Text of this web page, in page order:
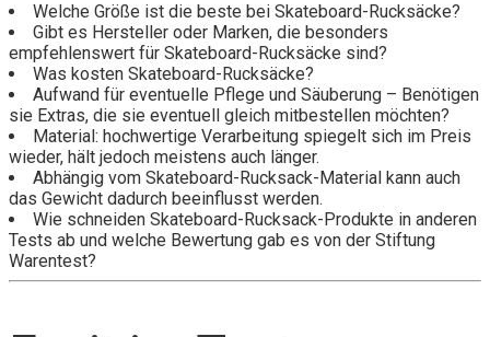
Welche Größe ist die beste bei Skateboard-Rucksäcke?
Gibt es Hersteller oder Marken, die besonders
empfehlenswert für Skateboard-Rucksäcke sind?
Was kosten Skateboard-Rucksäcke?
Aufwand für eventuelle Pflege und Säuberung – Benötigen
sie Extras, die sie eventuell gleich mitbestellen möchten?
Material: hochwertige Verarbeitung spiegelt sich im Preis
wieder, hält jedoch meistens auch länger.
Abhängig vom Skateboard-Rucksack-Material kann auch
das Gewicht dadurch beeinflusst werden.
Wie schneiden Skateboard-Rucksack-Produkte in anderen
Tests ab und welche Bewertung gab es von der Stiftung
Warentest?